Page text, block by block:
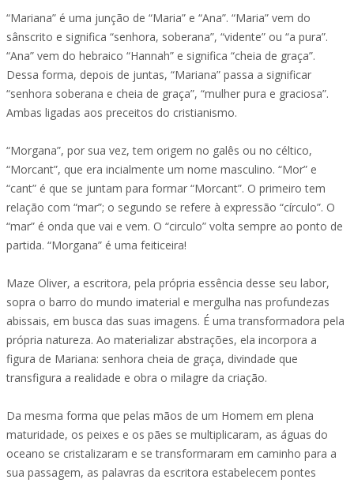
“Mariana” é uma junção de “Maria” e “Ana”. “Maria” vem do
sânscrito e significa “senhora, soberana”, “vidente” ou “a pura”.
“Ana” vem do hebraico “Hannah” e significa “cheia de graça”.
Dessa forma, depois de juntas, “Mariana” passa a significar
“senhora soberana e cheia de graça”, “mulher pura e graciosa”.
Ambas ligadas aos preceitos do cristianismo.
“Morgana”, por sua vez, tem origem no galês ou no céltico,
“Morcant”, que era incialmente um nome masculino. “Mor” e
“cant” é que se juntam para formar “Morcant”. O primeiro tem
relação com “mar”; o segundo se refere à expressão “círculo”. O
“mar” é onda que vai e vem. O “circulo” volta sempre ao ponto de
partida. “Morgana” é uma feiticeira!
Maze Oliver, a escritora, pela própria essência desse seu labor,
sopra o barro do mundo imaterial e mergulha nas profundezas
abissais, em busca das suas imagens. É uma transformadora pela
própria natureza. Ao materializar abstrações, ela incorpora a
figura de Mariana: senhora cheia de graça, divindade que
transfigura a realidade e obra o milagre da criação.
Da mesma forma que pelas mãos de um Homem em plena
maturidade, os peixes e os pães se multiplicaram, as águas do
oceano se cristalizaram e se transformaram em caminho para a
sua passagem, as palavras da escritora estabelecem pontes